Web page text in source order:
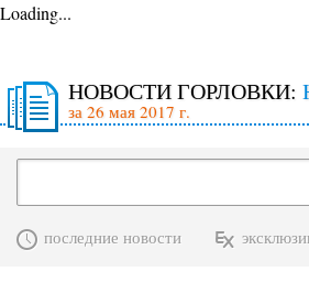
Loading...
НОВОСТИ ГОРЛОВКИ:
за 26 мая 2017 г.
последние новости